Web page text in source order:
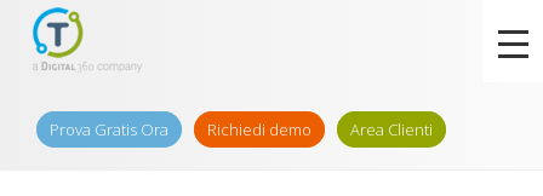
Prova Gratis Ora Richiedi demo Area Clienti